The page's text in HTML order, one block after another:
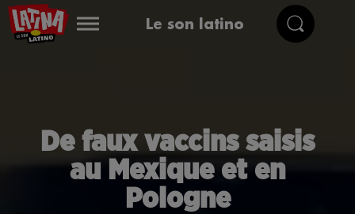
Le son latino
De faux vaccins saisis
au Mexique et en
Pologne